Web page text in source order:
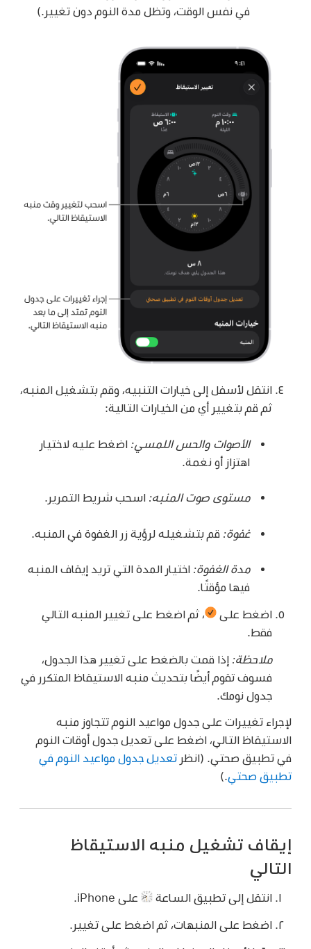
في نفس الوقت، وتظل مدة النوم دون تغيير.)
انتقل لأسفل إلى خيارات التنبيه، وقم بتشغيل المنبه،
ثم قم بتغيير أي من الخيارات التالية:
الأصوات والحس اللمسي: اضغط عليه لاختيار
اهتزاز أو نغمة.
مستوى صوت المنبه: اسحب شريط التمرير.
غفوة: قم بتشغيله لرؤية زر الغفوة في المنبه.
مدة الغفوة: اختيار المدة التي تريد إيقاف المنبه
فيها مؤقتًا.
اضغط على ،ثم اضغط على تغيير المنبه التالي
فقط.
ملاحظة:إذا قمت بالضغط على تغيير هذا الجدول،
فسوف تقوم أيضًا بتحديث منبه الاستيقاظ المتكرر في
جدول نومك.
لإجراء تغييرات على جدول مواعيد النوم تتجاوز منبه
الاستيقاظ التالي، اضغط على تعديل جدول أوقات النوم
في تطبيق صحتي. (انظر تعديل جدول مواعيد النوم في
تطبيق صحتي.)
إيقاف تشغيل منبه الاستيقاظ
التالي
انتقل إلى تطبيق الساعة على iPhone.
اضغط على المنبهات، ثم اضغط على تغيير.